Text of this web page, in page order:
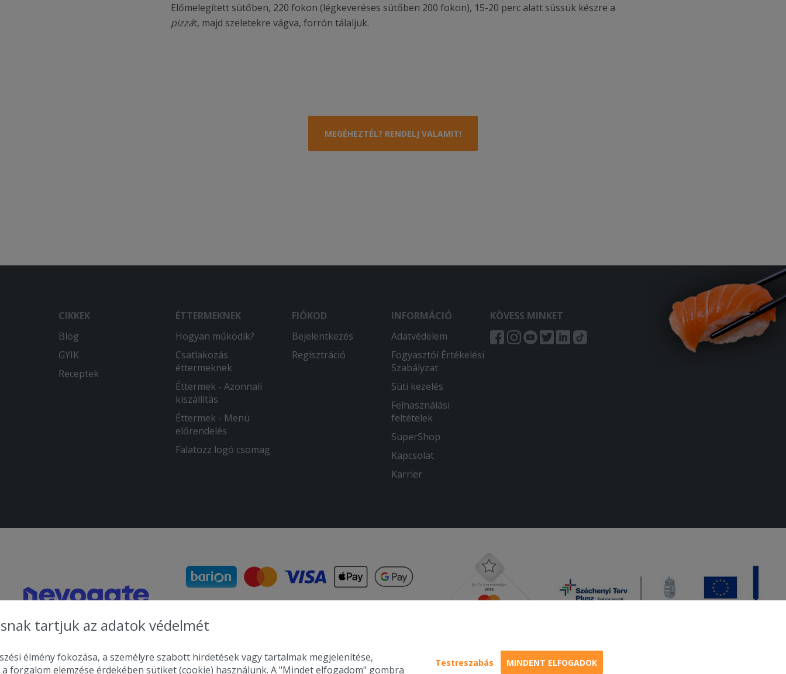
Előmelegített sütőben, 220 fokon (légkeveréses sütőben 200 fokon), 15-20 perc alatt süssük készre a
pizzát, majd szeletekre vágva, forrón tálaljuk.
MEGÉHEZTÉL? RENDELJ VALAMIT!
CIKKEK
Blog
GYIK
Receptek
ÉTTERMEKNEK
Hogyan működik?
Csatlakozás
éttermeknek
Éttermek - Azonnali
kiszállítás
Éttermek - Menü
előrendelés
Falatozz logó csomag
FIÓKOD
Bejelentkezés
Regisztráció
INFORMÁCIÓ
Adatvédelem
Fogyasztói Értékelési
Szabályzat
Süti kezelés
Felhasználási
feltételek
SuperShop
Kapcsolat
Karrier
KÖVESS MINKET
tartjuk az adatok védelmét
élmény fokozása, a személyre szabott hirdetések vagy tartalmak megjelenítése,
forgalom elemzése érdekében sütiket (cookie) használunk. A "Mindet elfogadom" gombra
Testreszabás MINDENT ELFOGADOK